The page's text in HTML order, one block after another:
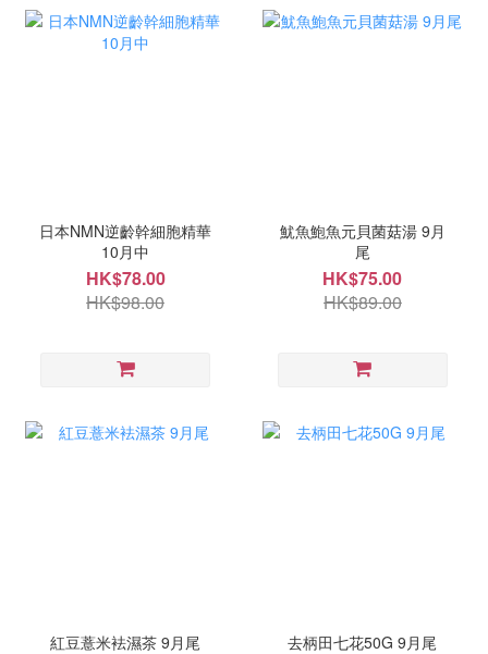
日本NMN逆齡幹細胞精華
10月中
HK$78.00
HK$98.00
魷魚鮑魚元貝菌菇湯 9月
尾
HK$75.00
HK$89.00
紅豆薏米袪濕茶 9月尾 去柄田七花50G 9月尾